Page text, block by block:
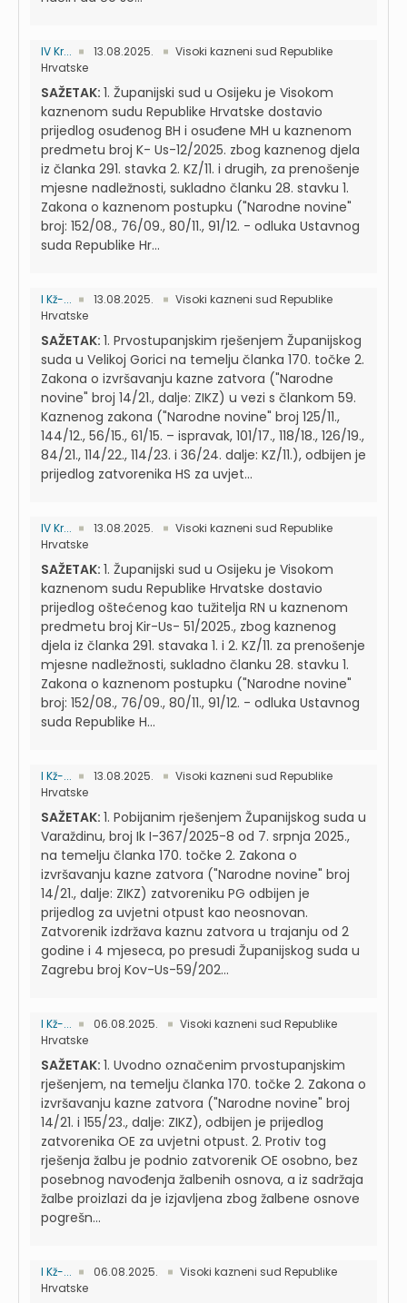
IV Kr... 13.08.2025.
Visoki kazneni sud Republike
Hrvatske
SAŽETAK: 1. Županijski sud u Osijeku je Visokom
kaznenom sudu Republike Hrvatske dostavio
prijedlog osuđenog BH i osuđene MH u kaznenom
predmetu broj K- Us-12/2025. zbog kaznenog djela
iz članka 291. stavka 2. KZ/11. i drugih, za prenošenje
mjesne nadležnosti, sukladno članku 28. stavku 1.
Zakona o kaznenom postupku ("Narodne novine"
broj: 152/08., 76/09., 80/11., 91/12. - odluka Ustavnog
suda Republike Hr...
I Kž-... 13.08.2025.
Visoki kazneni sud Republike
Hrvatske
SAŽETAK: 1. Prvostupanjskim rješenjem Županijskog
suda u Velikoj Gorici na temelju članka 170. točke 2.
Zakona o izvršavanju kazne zatvora ("Narodne
novine" broj 14/21., dalje: ZIKZ) u vezi s člankom 59.
Kaznenog zakona ("Narodne novine" broj 125/11.,
144/12., 56/15., 61/15. – ispravak, 101/17., 118/18., 126/19.,
84/21., 114/22., 114/23. i 36/24. dalje: KZ/11.), odbijen je
prijedlog zatvorenika HS za uvjet...
IV Kr... 13.08.2025.
Visoki kazneni sud Republike
Hrvatske
SAŽETAK: 1. Županijski sud u Osijeku je Visokom
kaznenom sudu Republike Hrvatske dostavio
prijedlog oštećenog kao tužitelja RN u kaznenom
predmetu broj Kir-Us- 51/2025., zbog kaznenog
djela iz članka 291. stavaka 1. i 2. KZ/11. za prenošenje
mjesne nadležnosti, sukladno članku 28. stavku 1.
Zakona o kaznenom postupku ("Narodne novine"
broj: 152/08., 76/09., 80/11., 91/12. - odluka Ustavnog
suda Republike H...
I Kž-... 13.08.2025.
Visoki kazneni sud Republike
Hrvatske
SAŽETAK: 1. Pobijanim rješenjem Županijskog suda u
Varaždinu, broj Ik I-367/2025-8 od 7. srpnja 2025.,
na temelju članka 170. točke 2. Zakona o
izvršavanju kazne zatvora ("Narodne novine" broj
14/21., dalje: ZIKZ) zatvoreniku PG odbijen je
prijedlog za uvjetni otpust kao neosnovan.
Zatvorenik izdržava kaznu zatvora u trajanju od 2
godine i 4 mjeseca, po presudi Županijskog suda u
Zagrebu broj Kov-Us-59/202...
I Kž-... 06.08.2025.
Visoki kazneni sud Republike
Hrvatske
SAŽETAK: 1. Uvodno označenim prvostupanjskim
rješenjem, na temelju članka 170. točke 2. Zakona o
izvršavanju kazne zatvora ("Narodne novine" broj
14/21. i 155/23., dalje: ZIKZ), odbijen je prijedlog
zatvorenika OE za uvjetni otpust. 2. Protiv tog
rješenja žalbu je podnio zatvorenik OE osobno, bez
posebnog navođenja žalbenih osnova, a iz sadržaja
žalbe proizlazi da je izjavljena zbog žalbene osnove
pogrešn...
I Kž-... 06.08.2025.
Visoki kazneni sud Republike
Hrvatske